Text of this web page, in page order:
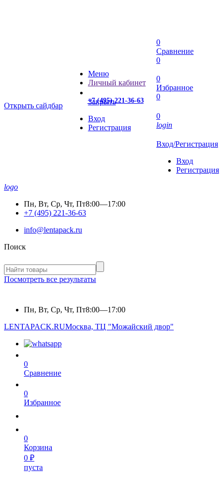
Открыть сайдбар
Меню
Личный кабинет
Закрыть
Вход
Регистрация
0
Сравнение
0
0
Избранное
0
0
+7 (495) 221-36-63
login
Вход/Регистрация
Вход
Регистрация
logo
Пн, Вт, Ср, Чт, Пт8:00—17:00
+7 (495) 221-36-63
info@lentapack.ru
Поиск
Посмотреть все результаты
Пн, Вт, Ср, Чт, Пт8:00—17:00
LENTAPACK.RUМосква, ТЦ "Можайский двор"
0
Сравнение
0
Избранное
0
Корзина
0 ₽
пуста